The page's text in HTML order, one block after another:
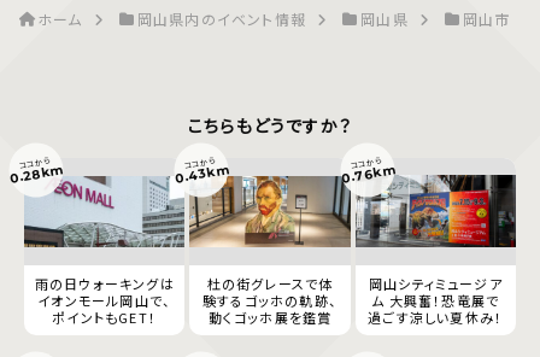
ホーム 岡山県内のイベント情報 岡山県 岡山市
こちらもどうですか？
雨の日ウォーキングは
イオンモール岡山で、
ポイントもGET！
ココから
0.28km
杜の街グレースで体
験するゴッホの軌跡、
動くゴッホ展を鑑賞
ココから
0.43km
岡山シティミュージア
ム 大興奮！恐竜展で
過ごす涼しい夏休み！
ココから
0.76km